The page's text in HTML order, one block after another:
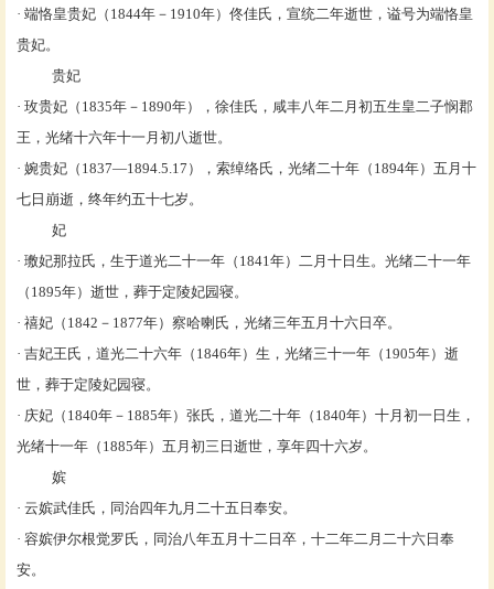
· 端恪皇贵妃 （1844年－1910年） 佟佳氏 ，宣统二年逝世，谥号为端恪皇
贵妃。
贵妃
· 玫贵妃 （1835年－1890年），徐佳氏，咸丰八年二月初五生皇二子悯郡
王 ， 光绪十六年十一月初八逝世。
· 婉贵妃 （1837—1894.5.17）， 索绰络氏 ， 光绪二十年（1894年）五月十
七日崩逝，终年约五十七岁。
妃
· 璷妃那拉氏，生于道光二十一年（1841年）二月十日生。 光绪二十一年
（1895年）逝世，葬于定陵妃园寝。
· 禧妃 （ 1842－ 1877年）察哈喇氏， 光绪三年五月十六日卒。
· 吉妃王氏， 道光二十六年（1846年）生， 光绪三十一年（1905年）逝
世，葬于定陵妃园寝。
· 庆妃 （ 1840年 －1885年）张氏， 道光二十年（ 1840年）十月初一日生，
光绪十一年（1885年）五月初三日逝世，享年四十六岁。
嫔
· 云嫔武佳氏，同治四年九月二十五日奉安。
· 容嫔伊尔根觉罗氏，同治八年五月十二日卒，十二年二月二十六日奉
安。